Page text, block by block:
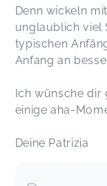
Denn wickeln
unglaublich viel
typischen
Anfang an
Ich wünsche dir
einige aha-
Deine Patrizia